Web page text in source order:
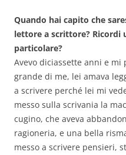
Quando hai capito che
lettore a scrittore? Ricordi
particolare?
Avevo diciassette anni e mi
grande di me, lei amava
a scrivere perché lei mi
messo sulla scrivania la
cugino, che aveva
ragioneria, e una bella
messo a scrivere pensieri,